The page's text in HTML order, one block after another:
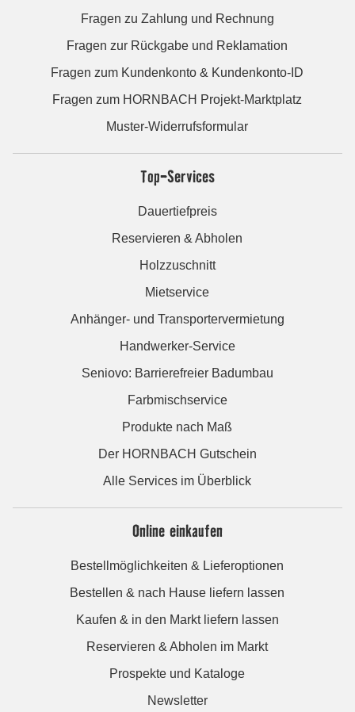
Fragen zu Zahlung und Rechnung
Fragen zur Rückgabe und Reklamation
Fragen zum Kundenkonto & Kundenkonto-ID
Fragen zum HORNBACH Projekt-Marktplatz
Muster-Widerrufsformular
Top-Services
Dauertiefpreis
Reservieren & Abholen
Holzzuschnitt
Mietservice
Anhänger- und Transportervermietung
Handwerker-Service
Seniovo: Barrierefreier Badumbau
Farbmischservice
Produkte nach Maß
Der HORNBACH Gutschein
Alle Services im Überblick
Online einkaufen
Bestellmöglichkeiten & Lieferoptionen
Bestellen & nach Hause liefern lassen
Kaufen & in den Markt liefern lassen
Reservieren & Abholen im Markt
Prospekte und Kataloge
Newsletter